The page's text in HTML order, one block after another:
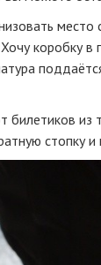
коробку в
из
стопку